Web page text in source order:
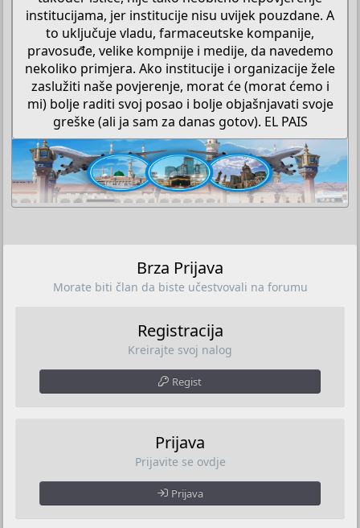
institucijama, jer institucije nisu uvijek pouzdane. A
to uključuje vladu, farmaceutske kompanije,
pravosuđe, velike kompnije i medije, da navedemo
nekoliko primjera. Ako institucije i organizacije žele
zaslužiti naše povjerenje, morat će (morat ćemo i
mi) bolje raditi svoj posao i bolje objašnjavati svoje
greške (ali ja sam za danas gotov). EL PAIS​
Brza Prijava
Morate biti član da biste učestvovali na forumu
Registracija
Kreirajte svoj nalog
Regist
Prijava
Prijavite se ovdje
Prijava